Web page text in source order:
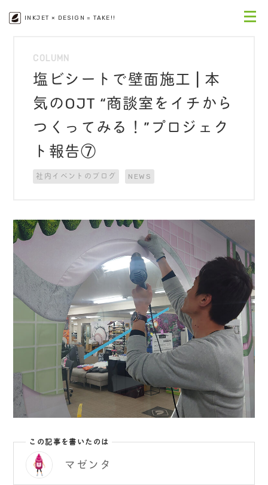
INKJET × DESIGN = TAKE!!
COLUMN
塩ビシートで壁面施工 | 本
気のOJT “商談室をイチから
つくってみる！”プロジェク
ト報告⑦
社内イベントのブログ NEWS
この記事を書いたのは
マゼンタ